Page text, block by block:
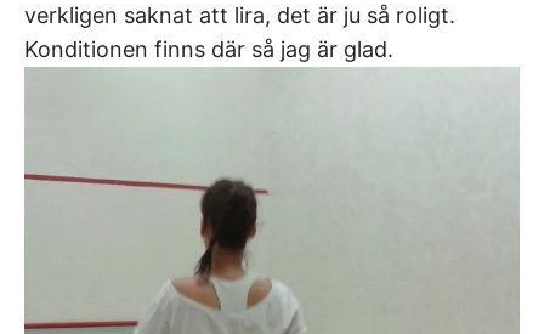
verkligen saknat att lira, det är ju så roligt.
Konditionen finns där så jag är glad.